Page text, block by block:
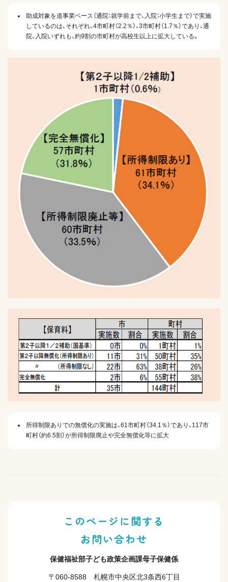
助成対象を道事業ベース（通院：就学前まで、入院：小学生まで）で実施
しているのは、それぞれ、4市町村（2.2％）、3市町村（1.7％）であり、通
院、入院いずれも、約9割の市町村が高校生以上に拡大している。
所得制限ありでの無償化の実施は、61市町村（34.1％）であり、117市
町村（約6.5割）が所得制限廃止や完全無償化等に拡大
このページに関する
お問い合わせ
保健福祉部子ども政策企画課母子保健係
〒060-8588 札幌市中央区北3条西6丁目